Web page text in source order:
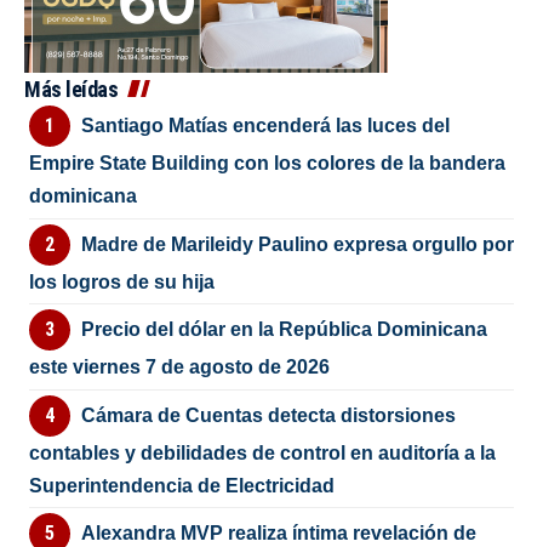
Más leídas
Santiago Matías encenderá las luces del
Empire State Building con los colores de la bandera
dominicana
Madre de Marileidy Paulino expresa orgullo por
los logros de su hija
Precio del dólar en la República Dominicana
este viernes 7 de agosto de 2026
Cámara de Cuentas detecta distorsiones
contables y debilidades de control en auditoría a la
Superintendencia de Electricidad
Alexandra MVP realiza íntima revelación de